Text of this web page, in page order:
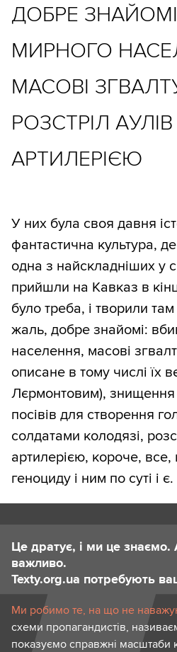
ДОБРЕ
МИРНОГО
МАСОВІ
РОЗСТРІЛ АУЛІВ
АРТИЛЕРІЄЮ
У них була своя давня
фантастична культура,
одна з найскладніших у
прийшли на Кавказ в
було треба, і творили
жаль, добре знайомі:
населення, масові
описане в тому числі їх
Лєрмонтовим), знищення
посівів для створення
солдатами колодязі,
артилерією, короче,
геноциду і ним по суті і є.
Це дратує, і ми це
важливо.
Texty.org.ua потребують
Ми робимо те, на що не
схеми пропагандистів,
показуємо справжні масштаби